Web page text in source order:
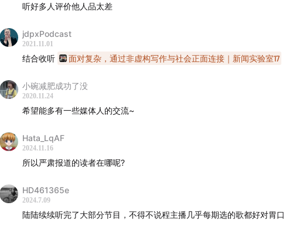
31:40 中国没有真正的名利场写作
37:40 城市生活与选题的沙漏型结构
"Jam"（The Yellow Monkey·Four Seasons·1996·Triad/Nippon
"星光背后"（吕珊·星光背后·2005·环星音乐）
您可以通过网易云音乐、Spotify搜索「忽左忽右 BGM」，获得节目完
听好多人评价他人品太差
jdpxPodcast
2021.11.01
结合收听 面对复杂，通过非虚构写作与社会正面连接｜新闻实验室17
小碗减肥成功了没
2020.11.24
希望能多有一些媒体人的交流~
Hata_LqAF
2024.11.16
所以严肃报道的读者在哪呢?
HD461365e
2024.7.09
陆陆续续听完了大部分节目，不得不说程主播几乎每期选的歌都好对胃口